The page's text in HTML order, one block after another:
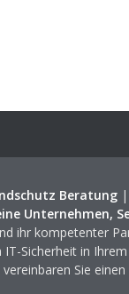
Beratung|
Unternehmen,
ihr kompetenter
Sicherheit in
Sie